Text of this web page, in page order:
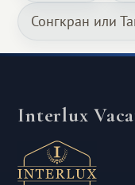
Сонгкран или
Interlux